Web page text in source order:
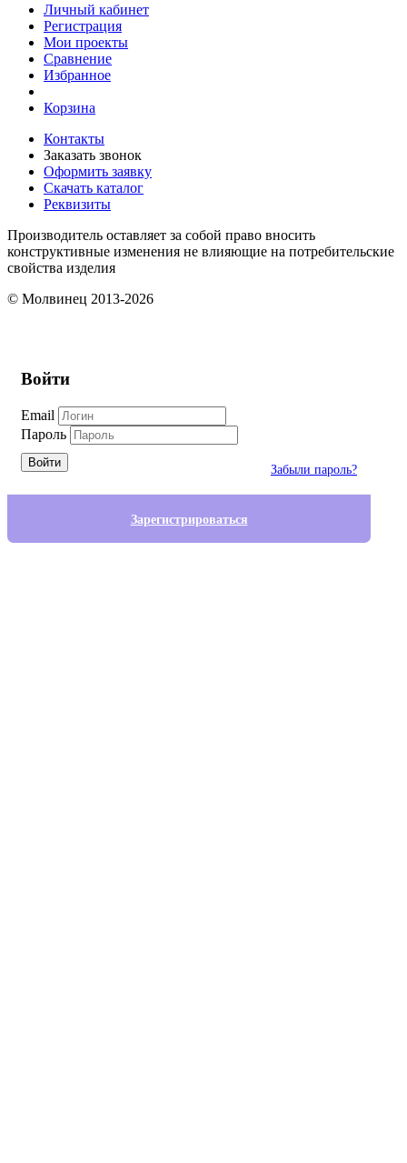
Личный кабинет
Регистрация
Мои проекты
Сравнение
Избранное
Корзина
Контакты
Заказать звонок
Оформить заявку
Скачать каталог
Реквизиты
Производитель оставляет за собой право вносить
конструктивные изменения не влияющие на потребительские
свойства изделия
© Молвинец 2013-2026
Войти
Email
Пароль
Войти
Забыли пароль?
Зарегистрироваться